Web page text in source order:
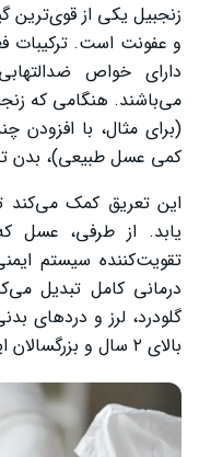
زنجبیل یکی از قوی‌ترین
و عفونت است. ترکیبات
دارای خواص
می‌باشند. هنگامی که
(برای مثال، با افزودن
کمی عسل طبیعی)، بدن
این تعریق کمک
یابد. از طرفی، عسل
تقویت‌کننده سیستم
درمانی کامل تبدیل
گلودرد، لرز و دردهای
بالای ۲ سال و بزرگسالان ایمن است.